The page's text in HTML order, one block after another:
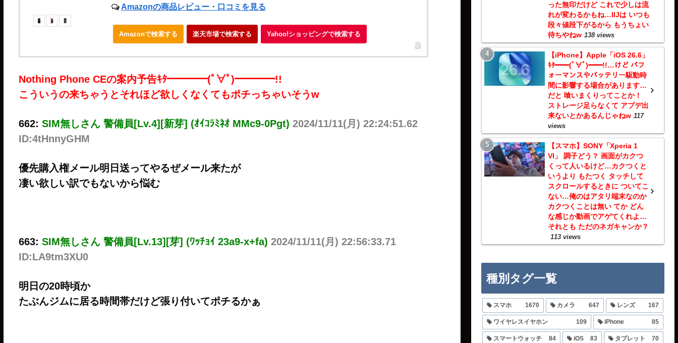
Amazonの商品レビュー・口コミを見る
Amazonで検索する 楽天市場で検索する Yahoo!ショッピングで検索する
Nothing Phone CEの案内予告ｷﾀ━━━━(ﾟ∀ﾟ)━━━━!!
こういうの来ちゃうとそれほど欲しくなくてもポチっちゃいそうw
662: SIM無しさん 警備員[Lv.4][新芽] (ｵｲｺﾗﾐﾈｵ MMc9-0Pgt) 2024/11/11(月) 22:24:51.62
ID:4tHnnyGHM
優先購入権メール明日送ってやるぜメール来たが
凄い欲しい訳でもないから悩む
663: SIM無しさん 警備員[Lv.13][芽] (ﾜｯﾁｮｲ 23a9-x+fa) 2024/11/11(月) 22:56:33.71
ID:LA9tm3XU0
明日の20時頃か
たぶんジムに居る時間帯だけど張り付いてポチるかぁ
った無印だけど これで少しは流
れが変わるかもね…IIJは いつも
段々値段下がるから もうちょい
待ちやねw 138 views
【iPhone】Apple「iOS 26.6」
ｷﾀ━━(ﾟ∀ﾟ)━━!!…けど パフ
ォーマンスやバッテリー駆動時
間に影響する場合があります…
だと 喰いまくりってことか！
ストレージ足らなくて アプデ出
来ないとかあるんじゃねw 117
views
【スマホ】SONY「Xperia 1
VI」 調子どう？ 画面がカクつ
くって人いるけど…カクつくと
いうより もたつく タッチして
スクロールするときに ついてこ
ない…俺のはアタリ端末なのか
カクつくことは無い てか どん
な感じか動画でアゲてくれよ…
それとも ただのネガキャンか？
113 views
種別タグ一覧
スマホ 1670 カメラ 647 レンズ 167
ワイヤレスイヤホン 109 iPhone 85
スマートウォッチ 84 iOS 83 タブレット 70